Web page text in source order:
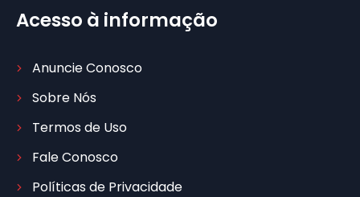
Acesso à informação
Anuncie Conosco
Sobre Nós
Termos de Uso
Fale Conosco
Políticas de Privacidade